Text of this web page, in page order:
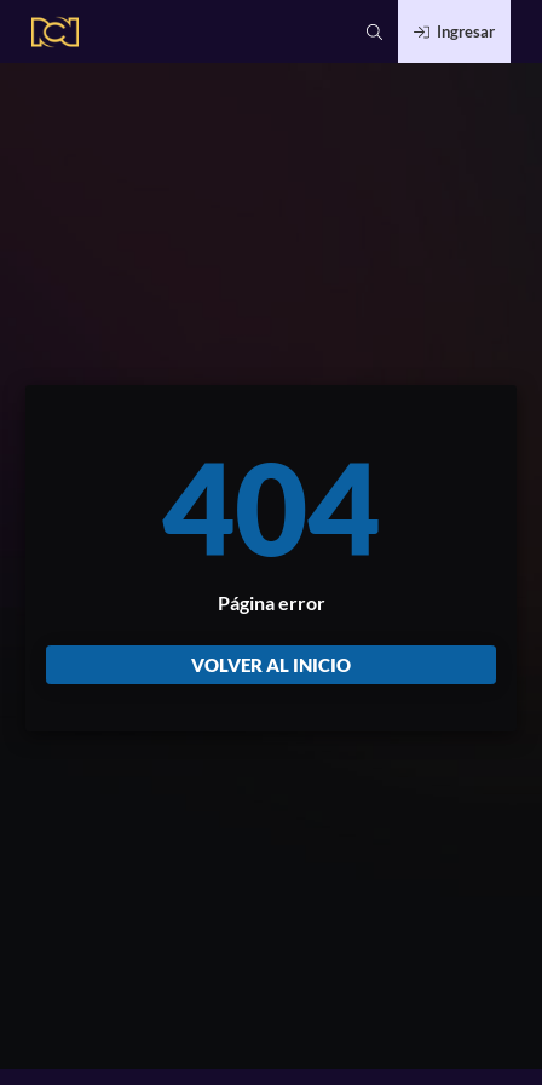
Ingresar
404
Página error
VOLVER AL INICIO